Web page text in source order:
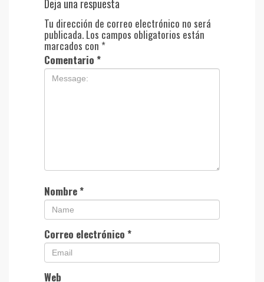
Deja una respuesta
Tu dirección de correo electrónico no será
publicada. Los campos obligatorios están
marcados con *
Comentario *
Nombre*
Correo electrónico *
Web